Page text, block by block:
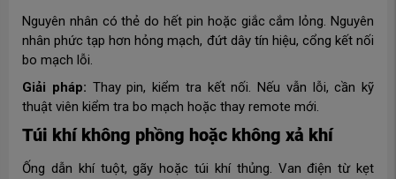
Nguyên nhân có thẻ do hết pin hoặc giắc cắm lỏng. Nguyên
nhân phức tạp hơn hỏng mạch, đứt dây tín hiệu, cổng kết nối
bo mạch lỗi.
Giải pháp: Thay pin, kiểm tra kết nối. Nếu vẫn lỗi, cần kỹ
thuật viên kiểm tra bo mạch hoặc thay remote mới.
Túi khí không phồng hoặc không xả khí
Ống dẫn khí tuột, gãy hoặc túi khí thủng. Van điện từ kẹt